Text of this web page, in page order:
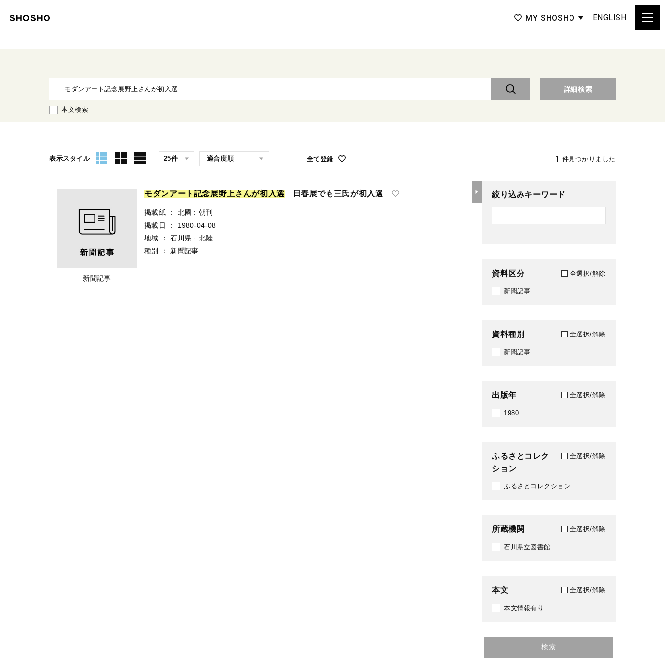
MY SHOSHO ENGLISH
詳細検索
本文検索
表示スタイル 全て登録 1 件見つかりました
新聞記事
モダンアー ト 記念展野 上 さ んが初 入選 日春展でも三氏が初入選
掲載紙 ：
北國：朝刊
掲載日
：
1980-04-08
地域
：
石川県・北陸
種別
： 新聞記事
絞り込みキーワード
資料区分 全選択/解除
新聞記事
資料種別 全選択/解除
新聞記事
出版年 全選択/解除
1980
ふるさとコレク
ション
全選択/解除
ふるさとコレクション
所蔵機関 全選択/解除
石川県立図書館
本文 全選択/解除
本文情報有り
検索